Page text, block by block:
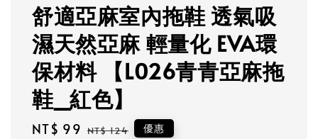
舒適亞麻室內拖鞋 透氣吸
濕天然亞麻 輕量化 EVA環
保材料 【L026青青亞麻拖
鞋_紅色】
Sale
NT$ 99 Regular
NT$ 124 優惠